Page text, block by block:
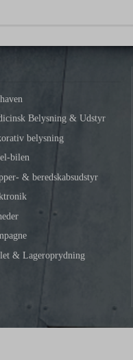
Belysning & Udstyr
belysning
bilen
& beredskabsudstyr
& Lageroprydning